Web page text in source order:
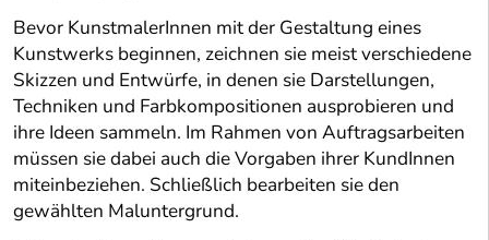
Bevor KunstmalerInnen mit der Gestaltung eines
Kunstwerks beginnen, zeichnen sie meist verschiedene
Skizzen und Entwürfe, in denen sie Darstellungen,
Techniken und Farbkompositionen ausprobieren und
ihre Ideen sammeln. Im Rahmen von Auftragsarbeiten
müssen sie dabei auch die Vorgaben ihrer KundInnen
miteinbeziehen. Schließlich bearbeiten sie den
gewählten Maluntergrund.